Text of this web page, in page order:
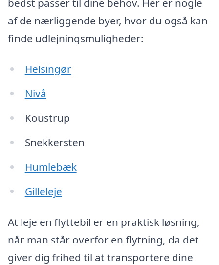
af de nærliggende byer, hvor du også kan
finde udlejningsmuligheder:
Helsingør
Nivå
Koustrup
Snekkersten
Humlebæk
Gilleleje
At leje en flyttebil er en praktisk løsning,
når man står overfor en flytning, da det
giver dig frihed til at transportere dine